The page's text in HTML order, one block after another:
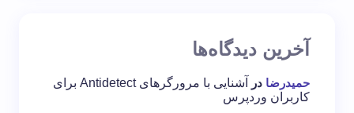
آخرین دیدگاه‌ها
حمیدرضا در
آشنایی با مرورگرهای Antidetect برای
کاربران وردپرس